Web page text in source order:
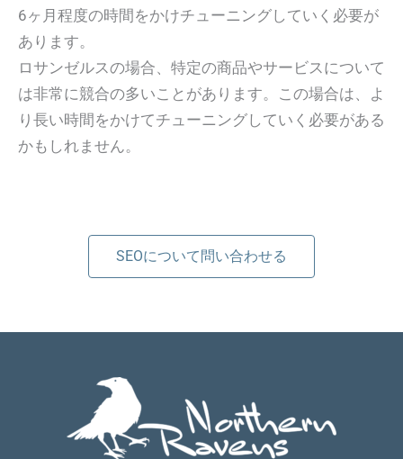
6ヶ月程度の時間をかけチューニングしていく必要が
あります。
ロサンゼルスの場合、特定の商品やサービスについて
は非常に競合の多いことがあります。この場合は、よ
り長い時間をかけてチューニングしていく必要がある
かもしれません。
SEOについて問い合わせる